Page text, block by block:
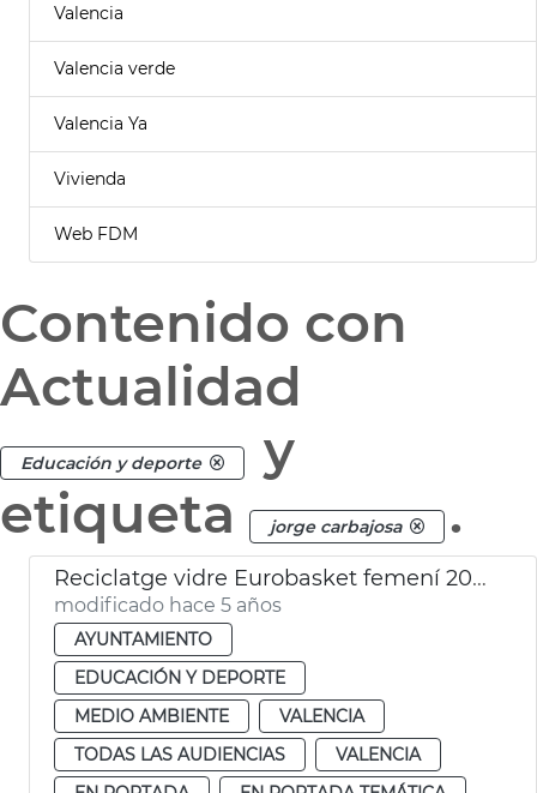
Valencia
Valencia verde
Valencia Ya
Vivienda
Web FDM
Contenido con
Actualidad
Educación y deporte
y
etiqueta
jorge carbajosa .
Reciclatge vidre Eurobasket femení 2021
modificado hace 5 años
AYUNTAMIENTO
EDUCACIÓN Y DEPORTE
MEDIO AMBIENTE
VALENCIA
TODAS LAS AUDIENCIAS
VALENCIA